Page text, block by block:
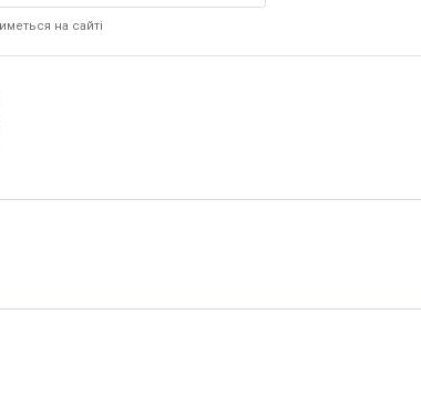
на сайті